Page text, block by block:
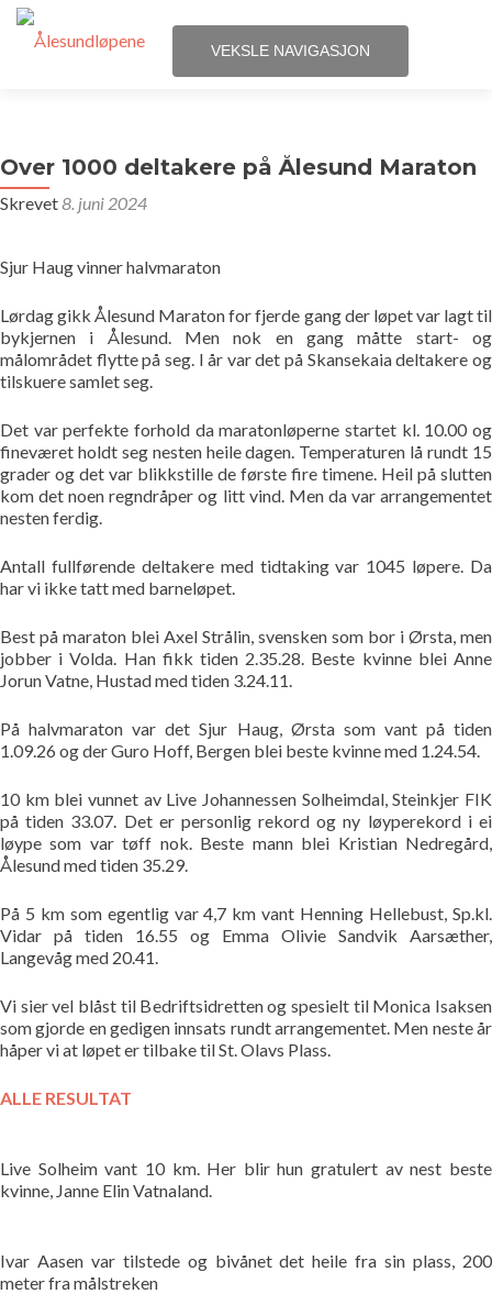
VEKSLE NAVIGASJON
Løpene
Resultater
Løpegrupper
Pekere
Kontakt oss
Om oss
Over 1000 deltakere på Ålesund Maraton
Skrevet8. juni 2024
Sjur Haug vinner halvmaraton
Lørdag gikk Ålesund Maraton for fjerde gang der løpet var lagt til
bykjernen i Ålesund. Men nok en gang måtte start- og
målområdet flytte på seg. I år var det på Skansekaia deltakere og
tilskuere samlet seg.
Det var perfekte forhold da maratonløperne startet kl. 10.00 og
fineværet holdt seg nesten heile dagen. Temperaturen lå rundt 15
grader og det var blikkstille de første fire timene. Heil på slutten
kom det noen regndråper og litt vind. Men da var arrangementet
nesten ferdig.
Antall fullførende deltakere med tidtaking var 1045 løpere. Da
har vi ikke tatt med barneløpet.
Best på maraton blei Axel Strålin, svensken som bor i Ørsta, men
jobber i Volda. Han fikk tiden 2.35.28. Beste kvinne blei Anne
Jorun Vatne, Hustad med tiden 3.24.11.
På halvmaraton var det Sjur Haug, Ørsta som vant på tiden
1.09.26 og der Guro Hoff, Bergen blei beste kvinne med 1.24.54.
10 km blei vunnet av Live Johannessen Solheimdal, Steinkjer FIK
på tiden 33.07. Det er personlig rekord og ny løyperekord i ei
løype som var tøff nok. Beste mann blei Kristian Nedregård,
Ålesund med tiden 35.29.
På 5 km som egentlig var 4,7 km vant Henning Hellebust, Sp.kl.
Vidar på tiden 16.55 og Emma Olivie Sandvik Aarsæther,
Langevåg med 20.41.
Vi sier vel blåst til Bedriftsidretten og spesielt til Monica Isaksen
som gjorde en gedigen innsats rundt arrangementet. Men neste år
håper vi at løpet er tilbake til St. Olavs Plass.
ALLE RESULTAT
Live Solheim vant 10 km. Her blir hun gratulert av nest beste
kvinne, Janne Elin Vatnaland.
Ivar Aasen var tilstede og bivånet det heile fra sin plass, 200
meter fra målstreken